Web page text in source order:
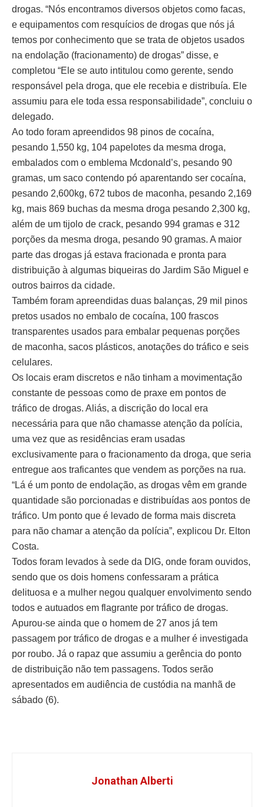
drogas. “Nós encontramos diversos objetos como facas,
e equipamentos com resquícios de drogas que nós já
temos por conhecimento que se trata de objetos usados
na endolação (fracionamento) de drogas” disse, e
completou “Ele se auto intitulou como gerente, sendo
responsável pela droga, que ele recebia e distribuía. Ele
assumiu para ele toda essa responsabilidade”, concluiu o
delegado.
Ao todo foram apreendidos 98 pinos de cocaína,
pesando 1,550 kg, 104 papelotes da mesma droga,
embalados com o emblema Mcdonald’s, pesando 90
gramas, um saco contendo pó aparentando ser cocaína,
pesando 2,600kg, 672 tubos de maconha, pesando 2,169
kg, mais 869 buchas da mesma droga pesando 2,300 kg,
além de um tijolo de crack, pesando 994 gramas e 312
porções da mesma droga, pesando 90 gramas. A maior
parte das drogas já estava fracionada e pronta para
distribuição à algumas biqueiras do Jardim São Miguel e
outros bairros da cidade.
Também foram apreendidas duas balanças, 29 mil pinos
pretos usados no embalo de cocaína, 100 frascos
transparentes usados para embalar pequenas porções
de maconha, sacos plásticos, anotações do tráfico e seis
celulares.
Os locais eram discretos e não tinham a movimentação
constante de pessoas como de praxe em pontos de
tráfico de drogas. Aliás, a discrição do local era
necessária para que não chamasse atenção da polícia,
uma vez que as residências eram usadas
exclusivamente para o fracionamento da droga, que seria
entregue aos traficantes que vendem as porções na rua.
“Lá é um ponto de endolação, as drogas vêm em grande
quantidade são porcionadas e distribuídas aos pontos de
tráfico. Um ponto que é levado de forma mais discreta
para não chamar a atenção da polícia”, explicou Dr. Elton
Costa.
Todos foram levados à sede da DIG, onde foram ouvidos,
sendo que os dois homens confessaram a prática
delituosa e a mulher negou qualquer envolvimento sendo
todos e autuados em flagrante por tráfico de drogas.
Apurou-se ainda que o homem de 27 anos já tem
passagem por tráfico de drogas e a mulher é investigada
por roubo. Já o rapaz que assumiu a gerência do ponto
de distribuição não tem passagens. Todos serão
apresentados em audiência de custódia na manhã de
sábado (6).
Jonathan Alberti